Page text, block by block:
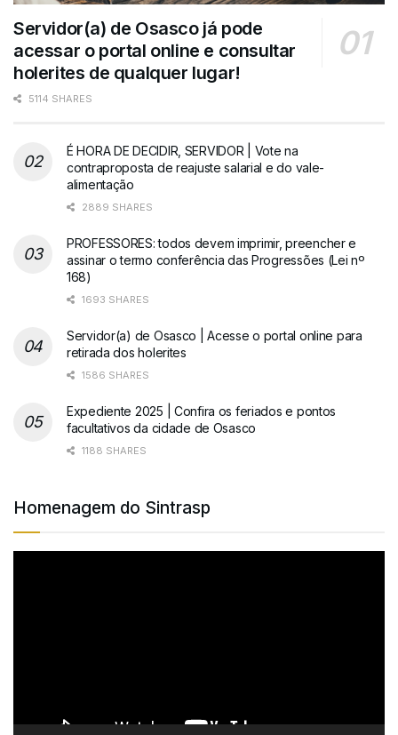
Servidor(a) de Osasco já pode
acessar o portal online e consultar
holerites de qualquer lugar!
5114 SHARES
É HORA DE DECIDIR, SERVIDOR | Vote na
contraproposta de reajuste salarial e do vale-
alimentação
2889 SHARES
PROFESSORES: todos devem imprimir, preencher e
assinar o termo conferência das Progressões (Lei nº
168)
1693 SHARES
Servidor(a) de Osasco | Acesse o portal online para
retirada dos holerites
1586 SHARES
Expediente 2025 | Confira os feriados e pontos
facultativos da cidade de Osasco
1188 SHARES
Homenagem do Sintrasp